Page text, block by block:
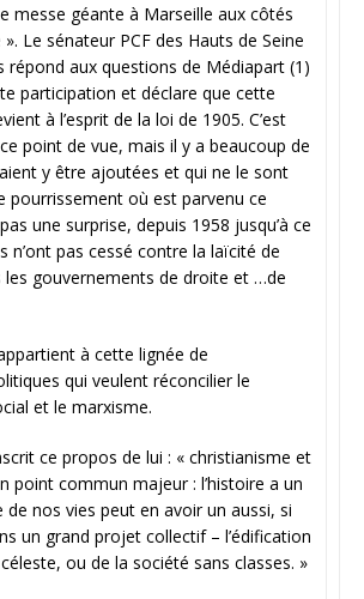
messe géante à Marseille aux côtés
Le sénateur PCF des Hauts de Seine
répond aux questions de Médiapart (1)
participation et déclare que cette
à l’esprit de la loi de 1905. C’est
point de vue, mais il y a beaucoup de
y être ajoutées et qui ne le sont
pourrissement où est parvenu ce
une surprise, depuis 1958 jusqu’à ce
n’ont pas cessé contre la laïcité de
les gouvernements de droite et …de
à cette lignée de
qui veulent réconcilier le
et le marxisme.
ce propos de lui : « christianisme et
point commun majeur : l’histoire a un
de nos vies peut en avoir un aussi, si
un grand projet collectif – l’édification
ou de la société sans classes. »